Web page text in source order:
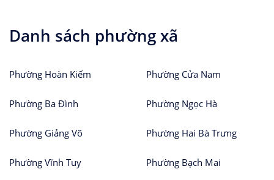
Danh sách phường xã
Phường Hoàn Kiếm Phường Cửa Nam
Phường Ba Đình Phường Ngọc Hà
Phường Giảng Võ Phường Hai Bà Trưng
Phường Vĩnh Tuy Phường Bạch Mai